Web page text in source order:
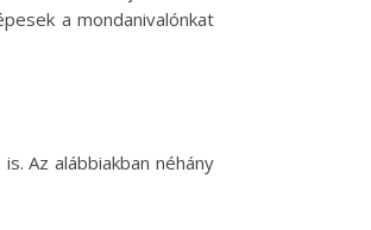
a mondanivalónkat
Az alábbiakban néhány